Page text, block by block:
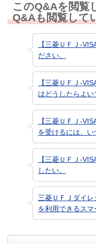
このQ&Aを閲覧
Q&Aも閲覧して
【三菱ＵＦＪ-
ださい。
【三菱ＵＦＪ-
はどうしたらよい
【三菱ＵＦＪ-
を受けるには、い
【三菱ＵＦＪ-
したい。
三菱ＵＦＪダイレ
を利用できるスマ